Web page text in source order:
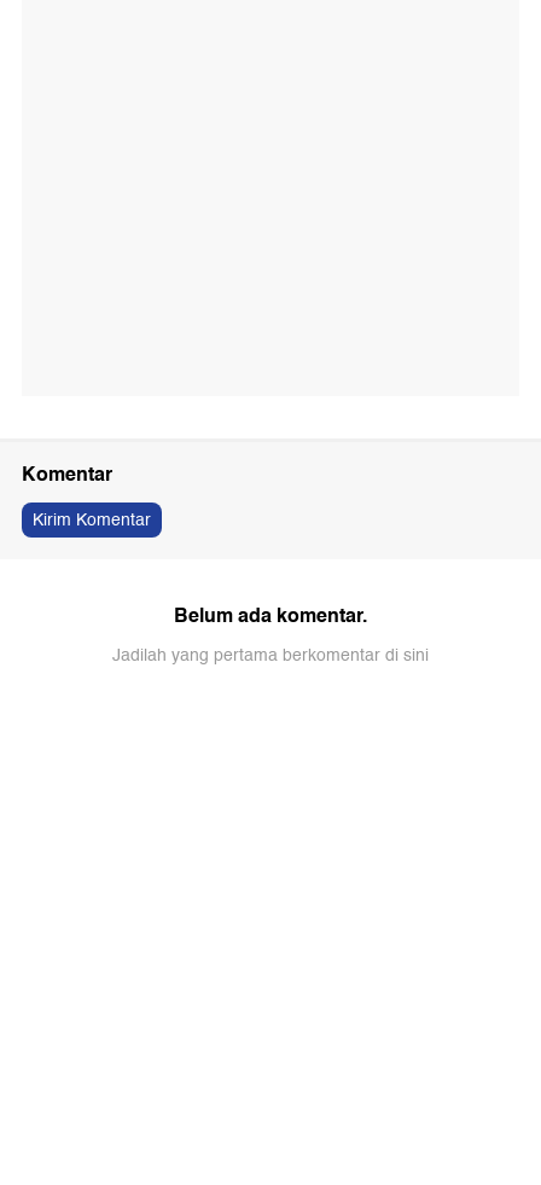
Komentar
Kirim Komentar
Belum ada komentar.
Jadilah yang pertama berkomentar di sini